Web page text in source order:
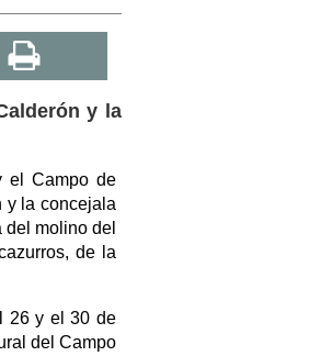
y la
el Campo de
y la concejala
molino del
de la
26 y el 30 de
del Campo